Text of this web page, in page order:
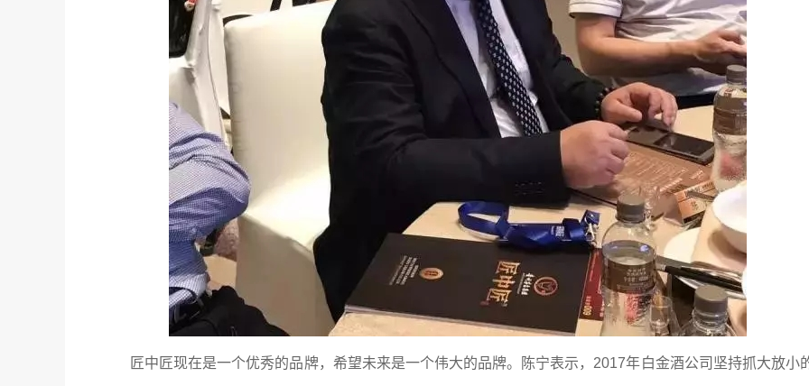
匠中匠现在是一个优秀的品牌，希望未来是一个伟大的品牌。陈宁表示，2017年白金酒公司坚持抓大放小